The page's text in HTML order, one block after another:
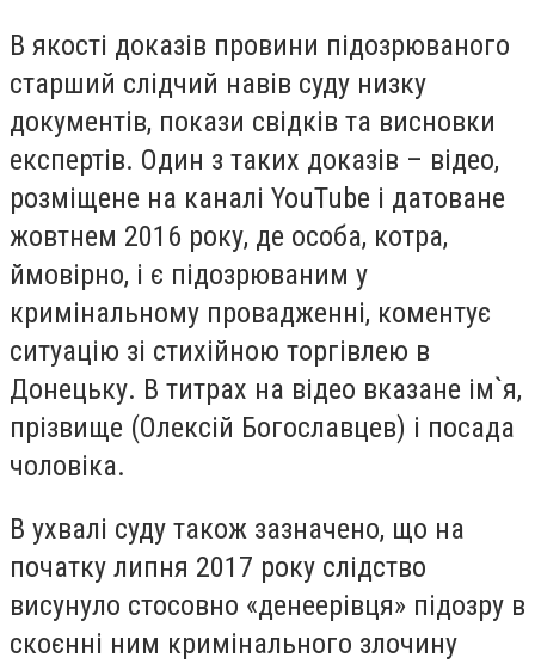
В якості доказів провини підозрюваного
старший слідчий навів суду низку
документів, покази свідків та висновки
експертів. Один з таких доказів – відео,
розміщене на каналі YouTube і датоване
жовтнем 2016 року, де особа, котра,
ймовірно, і є підозрюваним у
кримінальному провадженні, коментує
ситуацію зі стихійною торгівлею в
Донецьку. В титрах на відео вказане ім`я,
прізвище (Олексій Богославцев) і посада
чоловіка.
В ухвалі суду також зазначено, що на
початку липня 2017 року слідство
висунуло стосовно «денеерівця» підозру в
скоєнні ним кримінального злочину